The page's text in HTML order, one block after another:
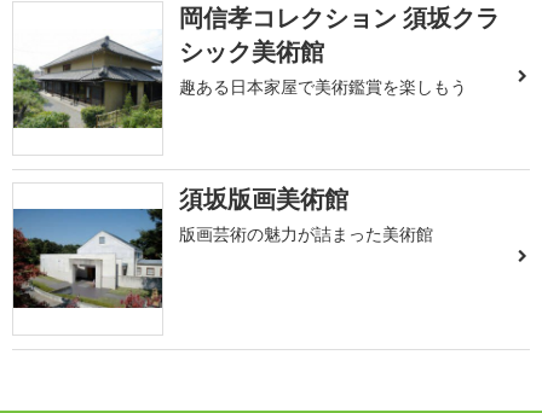
岡信孝コレクション 須坂クラ
シック美術館
趣ある日本家屋で美術鑑賞を楽しもう
須坂版画美術館
版画芸術の魅力が詰まった美術館